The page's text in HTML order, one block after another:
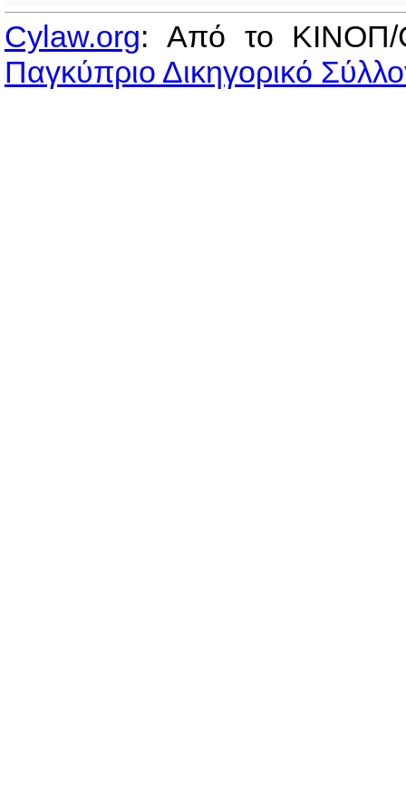
Cylaw.org: Από το
Παγκύπριο Δικηγορικό